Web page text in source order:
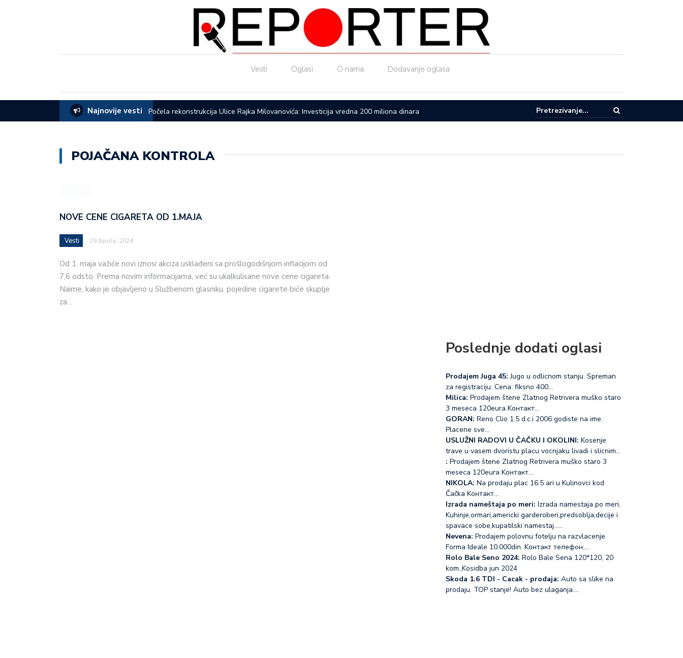
Vesti Oglasi O nama Dodavanje oglasa
Najnovije vesti Počela rekonstrukcija Ulice Rajka Milovanovića: Investicija vredna 200 miliona dinara Upućen apel za racionalnu potrošnju vode u Lučanima
POJAČANA KONTROLA
NOVE CENE CIGARETA OD 1.MAJA
Vesti 29 Aprila, 2024
Od 1. maja važiće novi iznosi akciza usklađeni sa prošlogodišnjom inflacijom od
7,6 odsto. Prema novim informacijama, već su ukalkulisane nove cene cigareta.
Naime, kako je objavljeno u Službenom glasniku, pojedine cigarete biće skuplje
za…
Poslednje dodati oglasi
Prodajem Juga 45: Jugo u odlicnom stanju. Spreman
za registraciju. Cena: fiksno 400…
Milica: Prodajem štene Zlatnog Retrivera muško staro
3 meseca 120eura Koнтакт…
GORAN: Reno Clio 1.5 d.c.i 2006 godiste na ime.
Placene sve…
USLUŽNI RADOVI U ČAČKU I OKOLINI: Kosenje
trave u vasem dvoristu placu vocnjaku livadi i slicnim…
: Prodajem štene Zlatnog Retrivera muško staro 3
meseca 120eura Koнтакт…
NIKOLA: Na prodaju plac 16.5 ari u Kulinovci kod
Čačka Koнтакт…
Izrada nameštaja po meri: Izrada namestaja po meri,
Kuhinje,ormari,americki garderoberi,predsoblja,decije i
spavace sobe,kupatilski namestaj...…
Nevena: Prodajem polovnu fotelju na razvlacenje
Forma Ideale 10.000din. Koнтакт телефон:…
Rolo Bale Seno 2024: Rolo Bale Sena 120*120, 20
kom.,Kosidba jun 2024
Skoda 1.6 TDI - Cacak - prodaja: Auto sa slike na
prodaju. TOP stanje! Auto bez ulaganja.…